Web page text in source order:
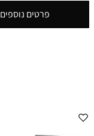
פרטים נוספים